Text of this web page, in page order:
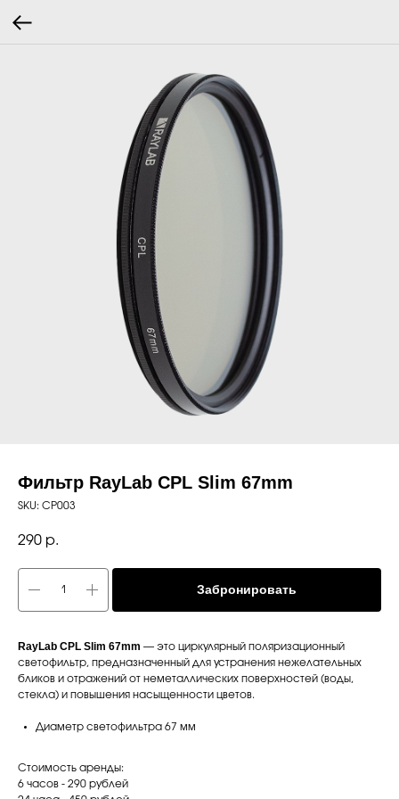
Фильтр RayLab CPL Slim 67mm
SKU: CP003
290 р.
Забронировать
RayLab CPL Slim 67mm — это циркулярный поляризационный
светофильтр, предназначенный для устранения нежелательных
бликов и отражений от неметаллических поверхностей (воды,
стекла) и повышения насыщенности цветов.
Диаметр светофильтра 67 мм
Стоимость аренды:
6 часов - 290 рублей